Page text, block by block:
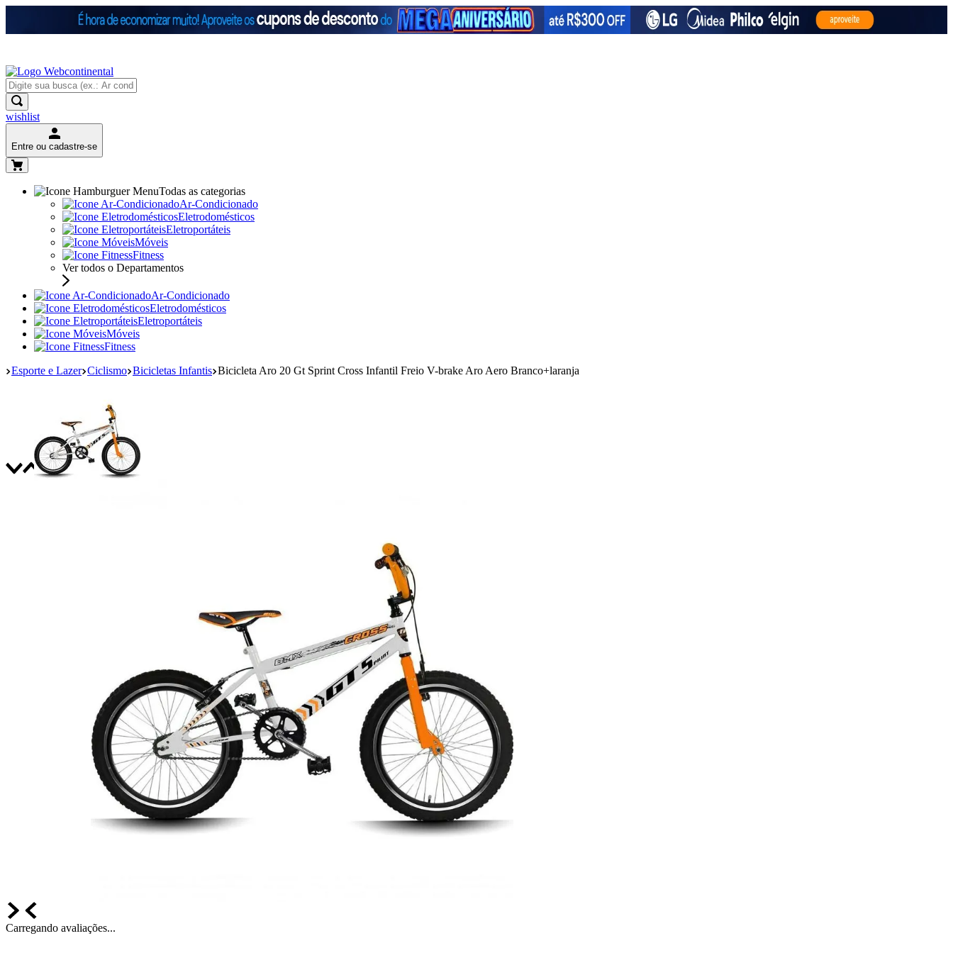
wishlist
Entre ou cadastre-se
Todas as categorias
Ar-Condicionado
Eletrodomésticos
Eletroportáteis
Móveis
Fitness
Ver todos o Departamentos
Ar-Condicionado
Eletrodomésticos
Eletroportáteis
Móveis
Fitness
Esporte e Lazer Ciclismo Bicicletas Infantis Bicicleta Aro 20 Gt Sprint Cross Infantil Freio V-brake Aro Aero Branco+laranja
Carregando avaliações...